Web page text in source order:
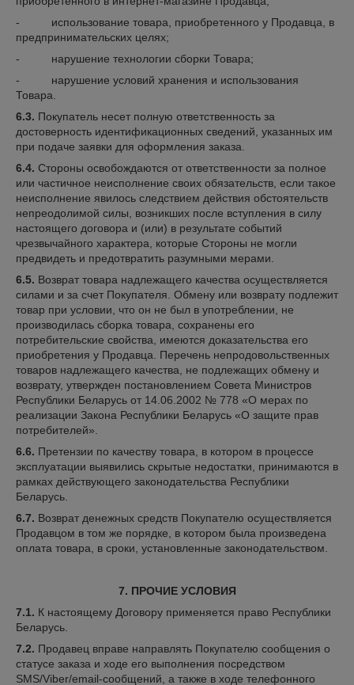
- использование товара, приобретенного у Продавца, в
предпринимательских целях;
- нарушение технологии сборки Товара;
- нарушение условий хранения и использования
Товара.
6.3. Покупатель несет полную ответственность за
достоверность идентификационных сведений, указанных им
при подаче заявки для оформления заказа.
6.4. Стороны освобождаются от ответственности за полное
или частичное неисполнение своих обязательств, если такое
неисполнение явилось следствием действия обстоятельств
непреодолимой силы, возникших после вступления в силу
настоящего договора и (или) в результате событий
чрезвычайного характера, которые Стороны не могли
предвидеть и предотвратить разумными мерами.
6.5. Возврат товара надлежащего качества осуществляется
силами и за счет Покупателя. Обмену или возврату подлежит
товар при условии, что он не был в употреблении, не
производилась сборка товара, сохранены его
потребительские свойства, имеются доказательства его
приобретения у Продавца. Перечень непродовольственных
товаров надлежащего качества, не подлежащих обмену и
возврату, утвержден постановлением Совета Министров
Республики Беларусь от 14.06.2002 № 778 «О мерах по
реализации Закона Республики Беларусь «О защите прав
потребителей».
6.6. Претензии по качеству товара, в котором в процессе
эксплуатации выявились скрытые недостатки, принимаются в
рамках действующего законодательства Республики
Беларусь.
6.7. Возврат денежных средств Покупателю осуществляется
Продавцом в том же порядке, в котором была произведена
оплата товара, в сроки, установленные законодательством.
7. ПРОЧИЕ УСЛОВИЯ
7.1. К настоящему Договору применяется право Республики
Беларусь.
7.2. Продавец вправе направлять Покупателю сообщения о
статусе заказа и ходе его выполнения посредством
SMS/Viber/email-сообщений, а также в ходе телефонного